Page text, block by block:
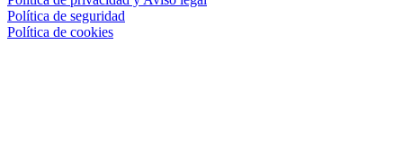
Política de seguridad
Política de cookies